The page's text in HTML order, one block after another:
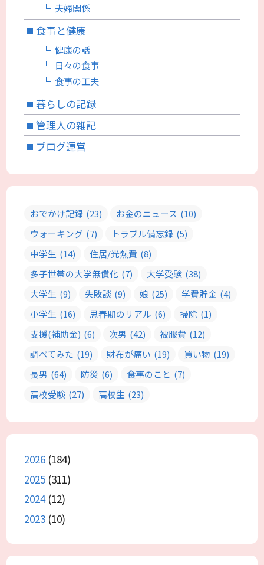
夫婦関係
食事と健康
健康の話
日々の食事
食事の工夫
暮らしの記録
管理人の雑記
ブログ運営
おでかけ記録 (23) お金のニュース (10)
ウォーキング (7) トラブル備忘録 (5)
中学生 (14) 住居/光熱費 (8)
多子世帯の大学無償化 (7) 大学受験 (38)
大学生 (9) 失敗談 (9) 娘 (25) 学費貯金 (4)
小学生 (16) 思春期のリアル (6) 掃除 (1)
支援(補助金) (6) 次男 (42) 被服費 (12)
調べてみた (19) 財布が痛い (19) 買い物 (19)
長男 (64) 防災 (6) 食事のこと (7)
高校受験 (27) 高校生 (23)
2026 (184)
2025 (311)
2024(12)
2023 (10)